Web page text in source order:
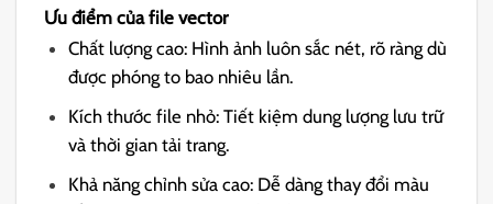
Ưu điểm của file vector
Chất lượng cao: Hình ảnh luôn sắc nét, rõ ràng dù
được phóng to bao nhiêu lần.
Kích thước file nhỏ: Tiết kiệm dung lượng lưu trữ
và thời gian tải trang.
Khả năng chỉnh sửa cao: Dễ dàng thay đổi màu